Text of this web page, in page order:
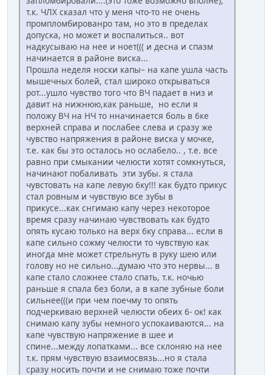
т.к. ЧЛХ сказал что у меня что-то не очень
промпломбированро там, но это в пределах
допуска, но может и воспалиться.. вот
надкусываю на нее и ноет((( и десна и спазм
начинается в районе виска...
Прошла неделя носки капы– на капе ушла часть
мышечных болей, стал широко открываться
рот...ушло чувство того что ВЧ падает в низ и
давит на нижнюю,как раньше, но если я
положу ВЧ на НЧ то нначинается боль в 6ке
верхней справа и послабее слева и сразу же
чувство напряжения в районе виска у мочке,
т.е. как бы это осталось но ослабело.. , т.е. все
равно при смыкании челюсти хотят сомкнуться,
начинают побаливать эти зубы. я стала
чувстовать на капе левую 6ку!!! как будто прикус
стал ровным и чувствую все зубы в
прикусе...как снгимаю капу через некоторое
время сразу начинаю чувствовать как будто
опять кусаю только на верх 6ку справа... если в
капе сильно сожму челюсти то чувствую как
иногда мне может стрельнуть в руку шею или
голову но не сильно...думаю что это нервы... в
капе стало сложнее стало спать, т.к. ночью
раньше я спала без боли, а в капе зубные боли
сильнее(((и при чем поечму то опять
подчеркиваю верхней челюсти обеих 6- ок! как
снимаю капу зубы немного успокаиваются... на
капе чувствую напряжение в шее и
спине...между лопатками... все склоняю на нее
т.к. прям чувствую взаимосвязь...но я стала
сразу носить почти и не снимаю тоже почти